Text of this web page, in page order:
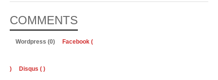
COMMENTS
Wordpress (0) Facebook (
) Disqus ( )